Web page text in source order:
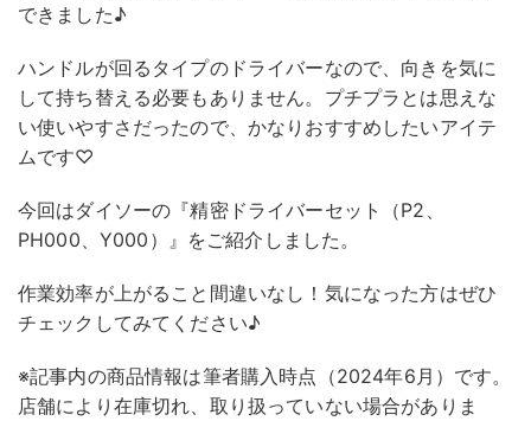
できました♪
ハンドルが回るタイプのドライバーなので、向きを気に
して持ち替える必要もありません。プチプラとは思えな
い使いやすさだったので、かなりおすすめしたいアイテ
ムです♡
今回はダイソーの『精密ドライバーセット（P2、
PH000、Y000）』をご紹介しました。
作業効率が上がること間違いなし！気になった方はぜひ
チェックしてみてください♪
※記事内の商品情報は筆者購入時点（2024年6月）です。
店舗により在庫切れ、取り扱っていない場合がありま